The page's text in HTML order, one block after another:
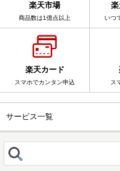
楽天市場
商品数は1億点以上 いつ
楽天カード
スマホでカンタン申込 ス
サービス一覧